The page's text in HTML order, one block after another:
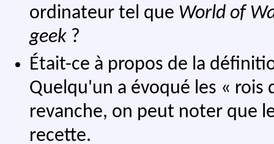
ordinateur tel que World of
geek ?
Était-ce à propos de la
Quelqu'un a évoqué les « rois
revanche, on peut noter que
recette.